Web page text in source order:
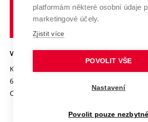
VYSOKÉ UČENÍ TECHNICKÉ V BRNĚ
Kolejní 2906/4
612 00 Brno
Czech Republic
platformám některé osobní údaje
marketingové účely.
Zjistit více
POVOLIT VŠE
Nastavení
Povolit pouze nezbytné